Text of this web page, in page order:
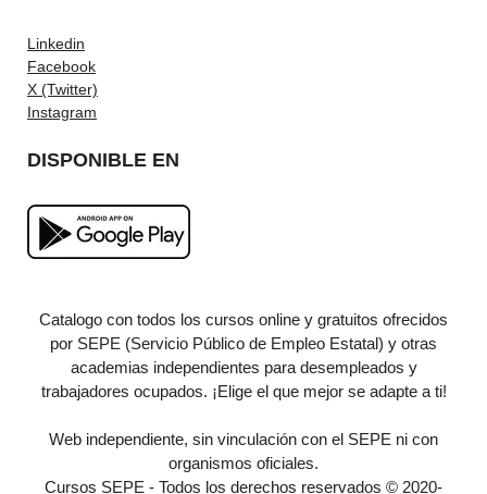
Linkedin
Facebook
X (Twitter)
Instagram
DISPONIBLE EN
Catalogo con todos los cursos online y gratuitos ofrecidos
por SEPE (Servicio Público de Empleo Estatal) y otras
academias independientes para desempleados y
trabajadores ocupados. ¡Elige el que mejor se adapte a ti!
Web independiente, sin vinculación con el SEPE ni con
organismos oficiales.
Cursos SEPE - Todos los derechos reservados © 2020-